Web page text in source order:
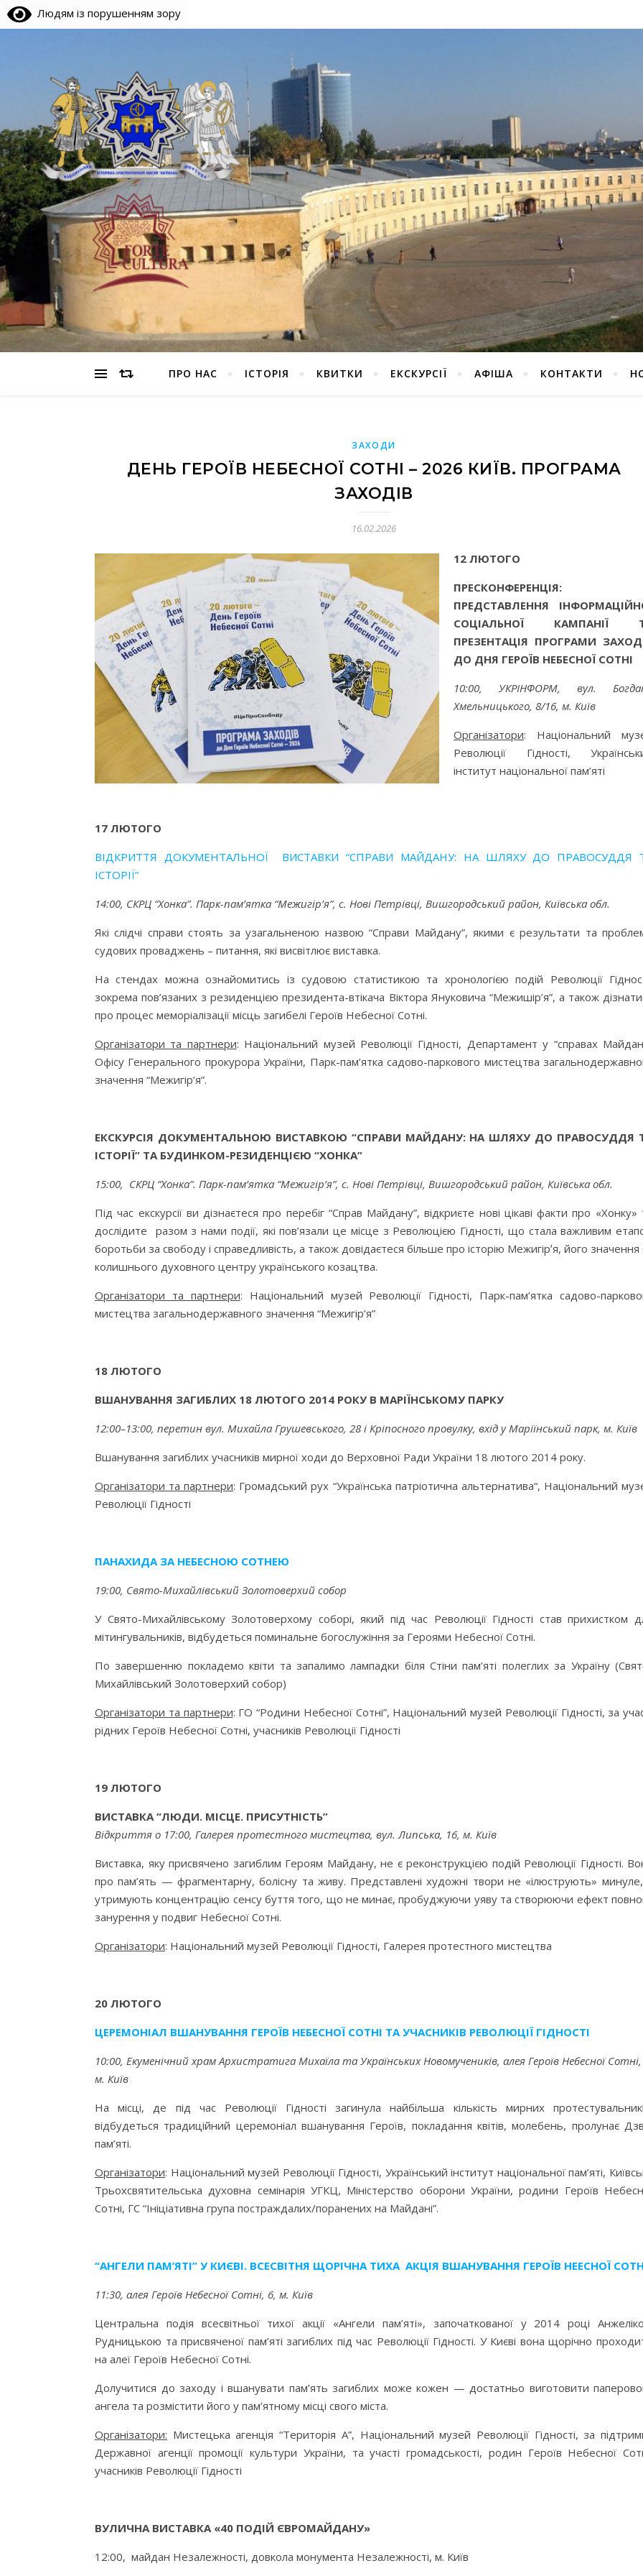
Людям із порушенням зору
ПРО НАС ІСТОРІЯ КВИТКИ ЕКСКУРСІЇ АФІША КОНТАКТИ
ЗАХОДИ
ДЕНЬ ГЕРОЇВ НЕБЕСНОЇ СОТНІ – 2026 КИЇВ. ПРОГРАМА
ЗАХОДІВ
16.02.2026
12 ЛЮТОГО
ПРЕСКОНФЕРЕНЦІЯ:
ПРЕДСТАВЛЕННЯ
СОЦІАЛЬНОЇ КАМПАНІЇ
ПРЕЗЕНТАЦІЯ ПРОГРАМИ
ДО ДНЯ ГЕРОЇВ НЕБЕСНОЇ СОТНІ
10:00, УКРІНФОРМ, вул.
Хмельницького, 8/16, м. Київ
Організатори: Національний
Революції Гідності,
інститут національної пам’яті
17 ЛЮТОГО
ВІДКРИТТЯ ДОКУМЕНТАЛЬНОЇ ВИСТАВКИ “СПРАВИ МАЙДАНУ: НА ШЛЯХУ ДО ПРАВОСУДДЯ
ІСТОРІЇ”
14:00, СКРЦ “Хонка”. Парк-пам’ятка “Межигір’я”, с. Нові Петрівці, Вишгородський район, Київська обл.
Які слідчі справи стоять за узагальненою назвою “Справи Майдану”, якими є результати та
судових проваджень – питання, які висвітлює виставка.
На стендах можна ознайомитись із судовою статистикою та хронологією подій Революції
зокрема пов’язаних з резиденцією президента-втікача Віктора Януковича “Межишір’я”, а також
про процес меморіалізації місць загибелі Героїв Небесної Сотні.
Організатори та партнери: Національний музей Революції Гідності, Департамент у “справах
Офісу Генерального прокурора України, Парк-пам’ятка садово-паркового мистецтва
значення “Межигір’я”.
ЕКСКУРСІЯ ДОКУМЕНТАЛЬНОЮ ВИСТАВКОЮ “СПРАВИ МАЙДАНУ: НА ШЛЯХУ ДО ПРАВОСУДДЯ
ІСТОРІЇ” ТА БУДИНКОМ-РЕЗИДЕНЦІЄЮ “ХОНКА”
15:00, СКРЦ “Хонка”. Парк-пам’ятка “Межигір’я”, с. Нові Петрівці, Вишгородський район, Київська обл.
Під час екскурсії ви дізнаєтеся про перебіг “Справ Майдану”, відкриєте нові цікаві факти про «Хонку»
дослідите разом з нами події, які пов’язали це місце з Революцією Гідності, що стала важливим
боротьби за свободу і справедливість, а також довідаєтеся більше про історію Межигірʼя, його значення
колишнього духовного центру українського козацтва.
Організатори та партнери: Національний музей Революції Гідності, Парк-пам’ятка садово-
мистецтва загальнодержавного значення “Межигір’я”
18 ЛЮТОГО
ВШАНУВАННЯ ЗАГИБЛИХ 18 ЛЮТОГО 2014 РОКУ В МАРІЇНСЬКОМУ ПАРКУ
12:00–13:00, перетин вул. Михайла Грушевського, 28 і Кріпосного провулку, вхід у Маріїнський парк, м. Київ
Вшанування загиблих учасників мирної ходи до Верховної Ради України 18 лютого 2014 року.
Організатори та партнери: Громадський рух “Українська патріотична альтернатива“, Національний
Революції Гідності
ПАНАХИДА ЗА НЕБЕСНОЮ СОТНЕЮ
19:00, Свято-Михайлівський Золотоверхий собор
У Свято-Михайлівському Золотоверхому соборі, який під час Революції Гідності став прихистком
мітингувальників, відбудеться поминальне богослужіння за Героями Небесної Сотні.
По завершенню покладемо квіти та запалимо лампадки біля Стіни пам’яті полеглих за Україну
Михайлівський Золотоверхий собор)
Організатори та партнери: ГО “Родини Небесної Сотні”, Національний музей Революції Гідності, за
рідних Героїв Небесної Сотні, учасників Революції Гідності
19 ЛЮТОГО
ВИСТАВКА “ЛЮДИ. МІСЦЕ. ПРИСУТНІСТЬ”
Відкриття о 17:00, Галерея протестного мистецтва, вул. Липська, 16, м. Київ
Виставка, яку присвячено загиблим Героям Майдану, не є реконструкцією подій Революції Гідності.
про пам’ять — фрагментарну, болісну та живу. Представлені художні твори не «ілюструють»
утримують концентрацію сенсу буття того, що не минає, пробуджуючи уяву та створюючи ефект
занурення у подвиг Небесної Сотні.
Організатори: Національний музей Революції Гідності, Галерея протестного мистецтва
20 ЛЮТОГО
ЦЕРЕМОНІАЛ ВШАНУВАННЯ ГЕРОЇВ НЕБЕСНОЇ СОТНІ ТА УЧАСНИКІВ РЕВОЛЮЦІЇ ГІДНОСТІ
10:00, Екуменічний храм Архистратига Михаїла та Українських Новомучеників, алея Героїв Небесної Сотні,
м. Київ
На місці, де під час Революції Гідності загинула найбільша кількість мирних
відбудеться традиційний церемоніал вшанування Героїв, покладання квітів, молебень, пролунає
пам’яті.
Організатори: Національний музей Революції Гідності, Український інститут національної пам’яті,
Трьохсвятительська духовна семінарія УГКЦ, Міністерство оборони України, родини Героїв
Сотні, ГС “Ініціативна група постраждалих/поранених на Майдані”.
“АНГЕЛИ ПАМ’ЯТІ” У КИЄВІ. ВСЕСВІТНЯ ЩОРІЧНА ТИХА АКЦІЯ ВШАНУВАННЯ ГЕРОЇВ НЕЕСНОЇ
11:30, алея Героїв Небесної Сотні, 6, м. Київ
Центральна подія всесвітньої тихої акції «Ангели пам’яті», започаткованої у 2014 році
Рудницькою та присвяченої пам’яті загиблих під час Революції Гідності. У Києві вона щорічно
на алеї Героїв Небесної Сотні.
Долучитися до заходу і вшанувати пам’ять загиблих може кожен — достатньо виготовити
ангела та розмістити його у пам’ятному місці свого міста.
Організатори: Мистецька агенція “Територія А”, Національний музей Революції Гідності, за
Державної агенції промоції культури України, та участі громадськості, родин Героїв Небесної
учасників Революції Гідності
ВУЛИЧНА ВИСТАВКА «40 ПОДІЙ ЄВРОМАЙДАНУ»
12:00, майдан Незалежності, довкола монумента Незалежності, м. Київ